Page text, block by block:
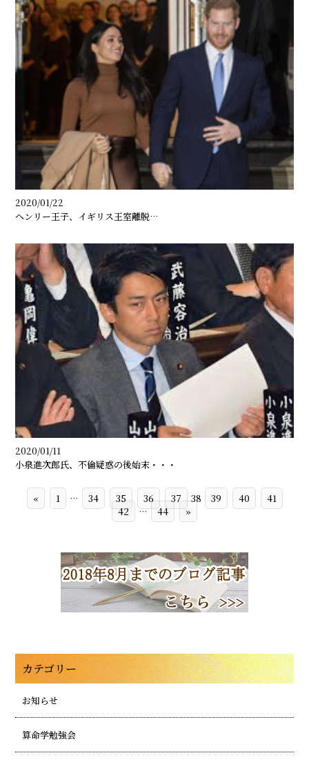
2020/01/22
ヘンリー王子、イギリス王室離脱…
2020/01/11
小泉進次郎氏、不倫疑惑の後始末・・・
« 1 … 34 35 36 37 38 39 40
41
42
… 44 »
カテゴリー
お知らせ
算命学勉強会